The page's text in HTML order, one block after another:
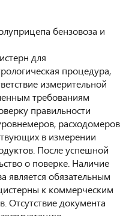
бензовоза и
для
процедура,
измерительной
требованиям
правильности
расходомеров
в измерении
После успешной
о поверке. Наличие
является обязательным
к коммерческим
Отсутствие документа